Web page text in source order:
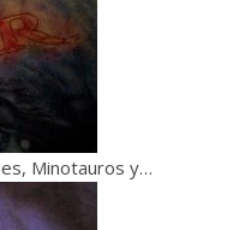
Minotauros y…